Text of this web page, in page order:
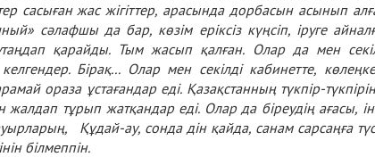
сасыған жас жігіттер, арасында дорбасын асынып
сәлафшы да бар, көзім еріксіз күңсіп, іруге
қарайды. Тым жасып қалған. Олар да мен
Бірақ... Олар мен секілді кабинетте,
ораза ұстағандар еді. Қазақстанның түкпір-
жалдап тұрып жатқандар еді. Олар да біреудің ағасы,
Құдай-ау, сонда дін қайда, санам сарсаңға
білмеппін.